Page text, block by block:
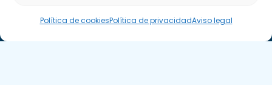
Política de cookiesPolítica de privacidadAviso legal